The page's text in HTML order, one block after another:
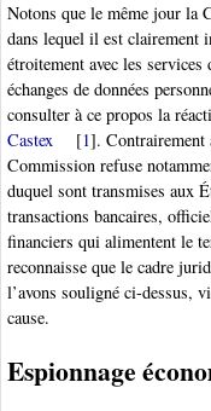
Notons que le même jour la
dans lequel il est clairement
étroitement avec les services
échanges de données
consulter à ce propos la
Castex
[1]. Contrairement
Commission refuse
duquel sont transmises aux
transactions bancaires,
financiers qui alimentent le
reconnaisse que le cadre
l’avons souligné ci-dessus,
cause.
Espionnage